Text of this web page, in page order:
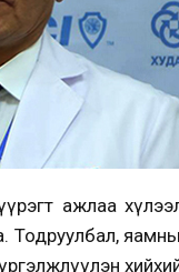
ажлаа
Тодруулбал,